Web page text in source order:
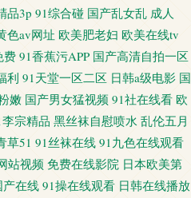
品3p 91综合碰 国产乱女乱 成人
色av网址 欧美肥老妇 欧美在线tv
费 91香蕉污APP 国产高清自拍一区
利 91天堂一区二区 日韩a级电影 国
嫩 国产男女猛视频 91社在线看 欧
宗精品 黑丝袜自慰喷水 乱伦五月
草51 91丝袜在线 91九色在线观看
站视频 免费在线影院 日本欧美第
在线 91操在线观看 日韩在线播放